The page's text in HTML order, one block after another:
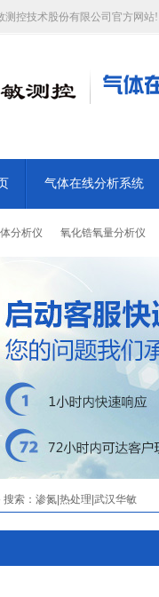
测控技术股份有限公司官方网站!
气体在线分析系统
分析仪 氧化锆氧量分析仪
搜索：渗氮|热处理|武汉华敏